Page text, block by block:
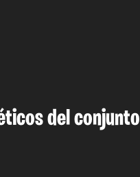
del conjunto